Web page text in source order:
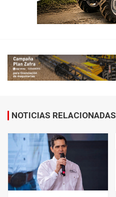
NOTICIAS RELACIONADAS